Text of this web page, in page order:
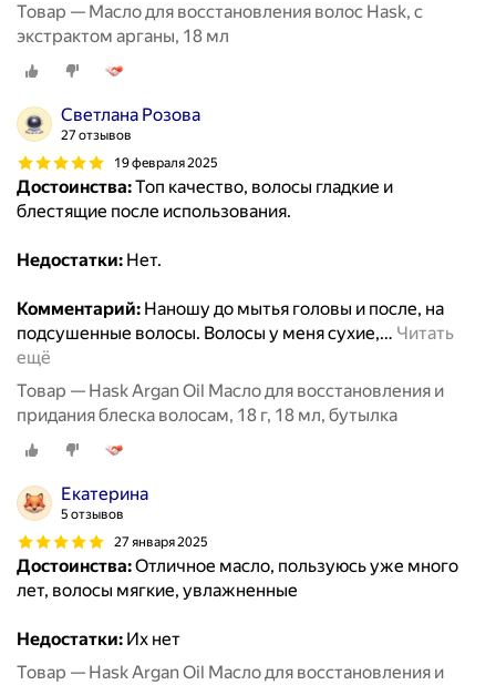
Товар — Масло для восстановления волос Hask, с
экстрактом арганы, 18 мл
Светлана Розова
27 отзывов
19 февраля 2025
Достоинства:Топ качество, волосы гладкие и
блестящие после использования.
Недостатки: Нет.
Комментарий: Наношу до мытья головы и после, на
подсушенные волосы. Волосы у меня сухие,… Читать
ещё
Товар — Hask Argan Oil Масло для восстановления и
придания блеска волосам, 18 г, 18 мл, бутылка
Екатерина
5 отзывов
27 января 2025
Достоинства:Отличное масло, пользуюсь уже много
лет, волосы мягкие, увлажненные
Недостатки: Их нет
Товар — Hask Argan Oil Масло для восстановления и